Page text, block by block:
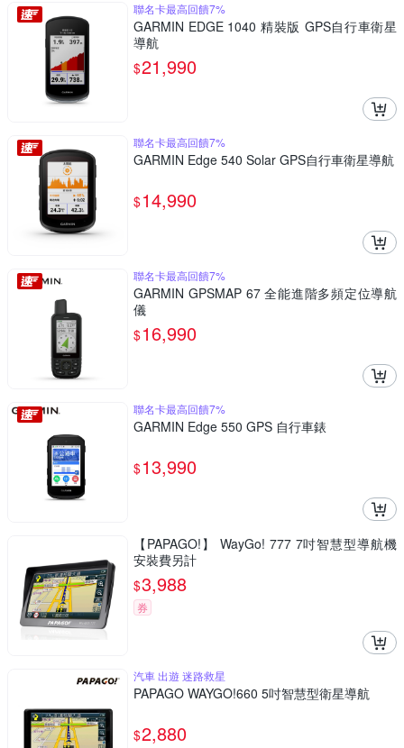
聯名卡最高回饋7%
GARMIN EDGE 1040 精裝版 GPS自行車衛星
導航
$21,990
聯名卡最高回饋7%
GARMIN Edge 540 Solar GPS自行車衛星導航
$14,990
聯名卡最高回饋7%
GARMIN GPSMAP 67 全能進階多頻定位導航
儀
$16,990
聯名卡最高回饋7%
GARMIN Edge 550 GPS 自行車錶
$13,990
【PAPAGO!】 WayGo! 777 7吋智慧型導航機
安裝費另計
$3,988
券
汽車 出遊 迷路救星
PAPAGO WAYGO!660 5吋智慧型衛星導航
$2,880